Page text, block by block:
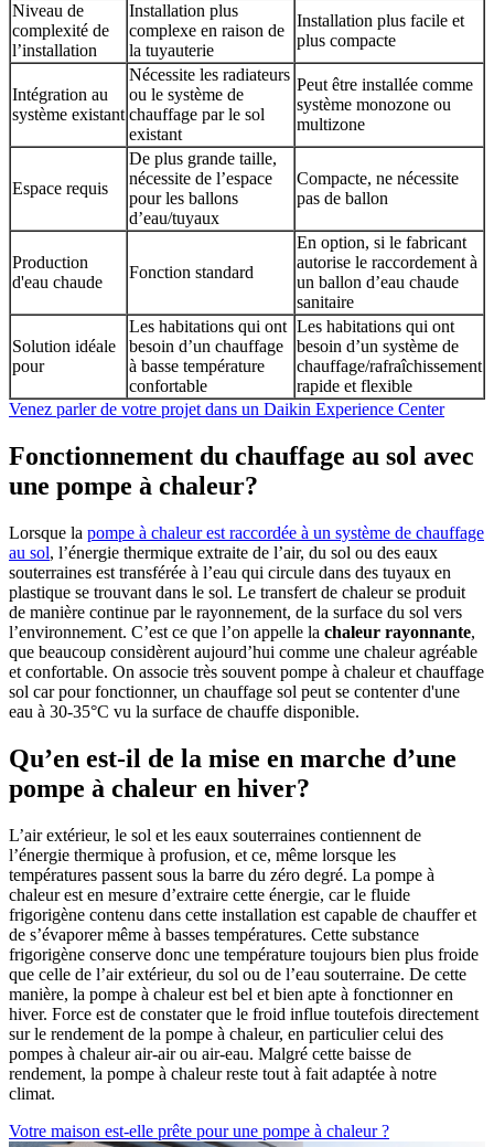
Niveau de
complexité de
l’installation
Installation plus
complexe en raison de
la tuyauterie
Installation plus facile et
plus compacte
Intégration au
système existant
Nécessite les radiateurs
ou le système de
chauffage par le sol
existant
Peut être installée comme
système monozone ou
multizone
Espace requis
De plus grande taille,
nécessite de l’espace
pour les ballons
d’eau/tuyaux
Compacte, ne nécessite
pas de ballon
Production
d'eau chaude
Fonction standard
En option, si le fabricant
autorise le raccordement à
un ballon d’eau chaude
sanitaire
Solution idéale
pour
Les habitations qui ont
besoin d’un chauffage
à basse température
confortable
Les habitations qui ont
besoin d’un système de
chauffage/rafraîchissement
rapide et flexible
Venez parler de votre projet dans un Daikin Experience Center
Fonctionnement du chauffage au sol avec
une pompe à chaleur?
Lorsque la pompe à chaleur est raccordée à un système de chauffage
au sol, l’énergie thermique extraite de l’air, du sol ou des eaux
souterraines est transférée à l’eau qui circule dans des tuyaux en
plastique se trouvant dans le sol. Le transfert de chaleur se produit
de manière continue par le rayonnement, de la surface du sol vers
l’environnement. C’est ce que l’on appelle la chaleur rayonnante,
que beaucoup considèrent aujourd’hui comme une chaleur agréable
et confortable. On associe très souvent pompe à chaleur et chauffage
sol car pour fonctionner, un chauffage sol peut se contenter d'une
eau à 30-35°C vu la surface de chauffe disponible.
Qu’en est-il de la mise en marche d’une
pompe à chaleur en hiver?
L’air extérieur, le sol et les eaux souterraines contiennent de
l’énergie thermique à profusion, et ce, même lorsque les
températures passent sous la barre du zéro degré. La pompe à
chaleur est en mesure d’extraire cette énergie, car le fluide
frigorigène contenu dans cette installation est capable de chauffer et
de s’évaporer même à basses températures. Cette substance
frigorigène conserve donc une température toujours bien plus froide
que celle de l’air extérieur, du sol ou de l’eau souterraine. De cette
manière, la pompe à chaleur est bel et bien apte à fonctionner en
hiver. Force est de constater que le froid influe toutefois directement
sur le rendement de la pompe à chaleur, en particulier celui des
pompes à chaleur air-air ou air-eau. Malgré cette baisse de
rendement, la pompe à chaleur reste tout à fait adaptée à notre
climat.
Votre maison est-elle prête pour une pompe à chaleur ?